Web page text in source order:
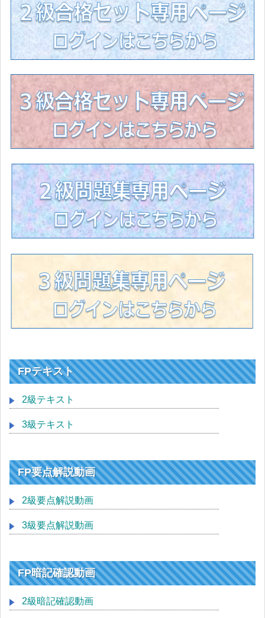
FPテキスト
2級テキスト
3級テキスト
FP要点解説動画
2級要点解説動画
3級要点解説動画
FP暗記確認動画
2級暗記確認動画